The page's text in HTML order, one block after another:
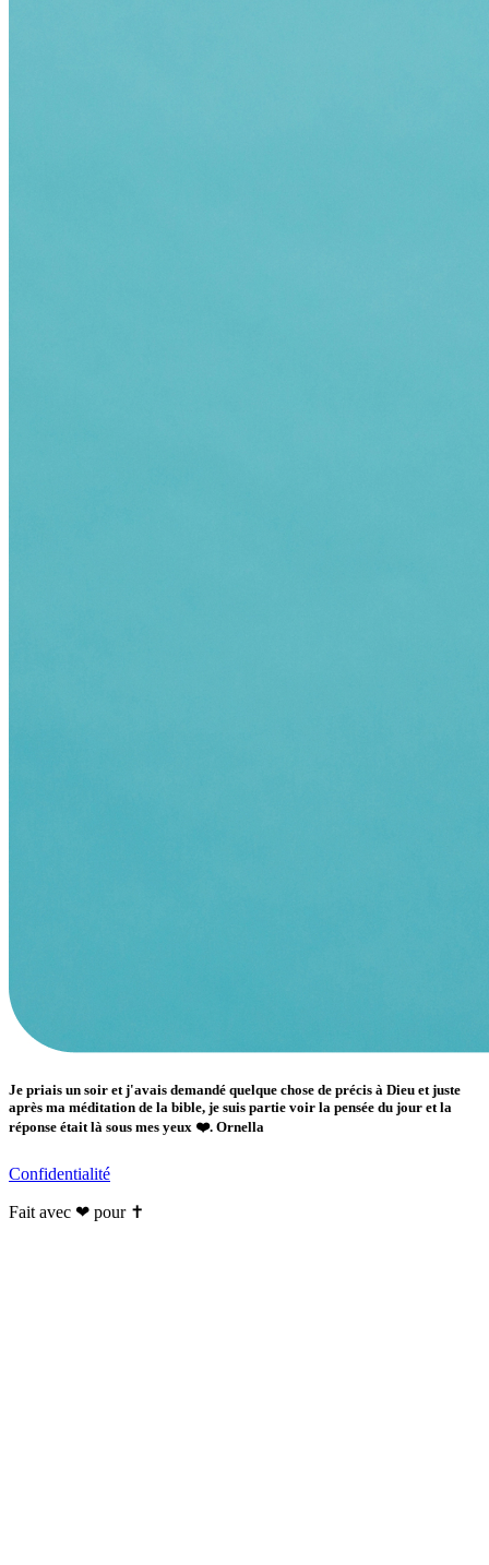
Je priais un soir et j'avais demandé quelque chose de précis à Dieu et juste
après ma méditation de la bible, je suis partie voir la pensée du jour et la
réponse était là sous mes yeux ❤️. Ornella
Confidentialité
Fait avec ❤ pour ✝️️